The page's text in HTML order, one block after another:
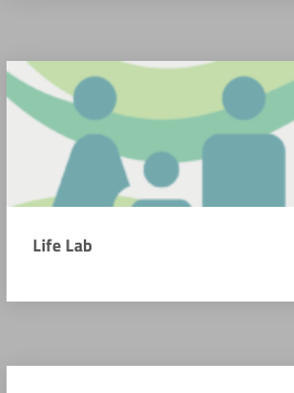
Life Lab